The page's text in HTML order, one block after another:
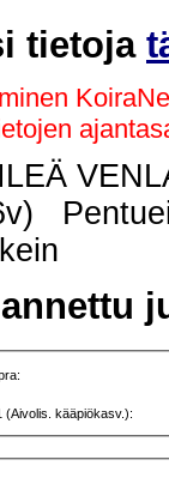
tietoja
(Aivolis. kääpiökasv.):